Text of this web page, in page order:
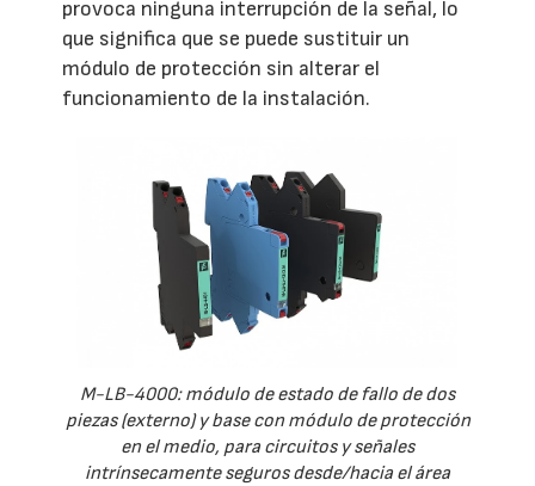
provoca ninguna interrupción de la señal, lo
que significa que se puede sustituir un
módulo de protección sin alterar el
funcionamiento de la instalación.
M-LB-4000: módulo de estado de fallo de dos
piezas (externo) y base con módulo de protección
en el medio, para circuitos y señales
intrínsecamente seguros desde/hacia el área